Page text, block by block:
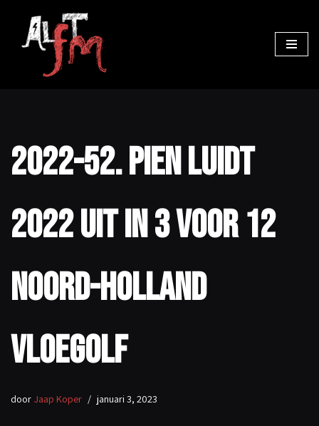
2022-52. PIEN luidt
2022 uit in 3 voor 12
Noord-Holland
Vloegolf
door Jaap Koper januari 3, 2023